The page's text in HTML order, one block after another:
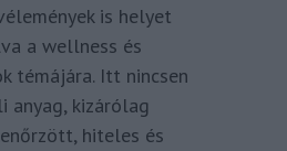
is helyet
a wellness és
témájára. Itt nincsen
anyag, kizárólag
hiteles és